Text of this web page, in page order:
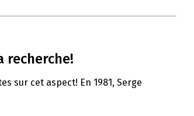
recherche!
sur cet aspect! En 1981, Serge